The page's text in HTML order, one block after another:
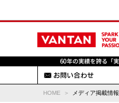
HOME メディア掲載情報